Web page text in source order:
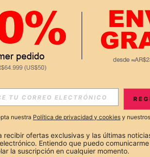
APP
EXCLUSIVAS, PROMOCIONES Y NOTICIAS DE
nuestra Política de privacidad y cookies y nuestros
recibir ofertas exclusivas y las últimas
Entiendo que puedo comunicarme
la suscripción en cualquier momento.